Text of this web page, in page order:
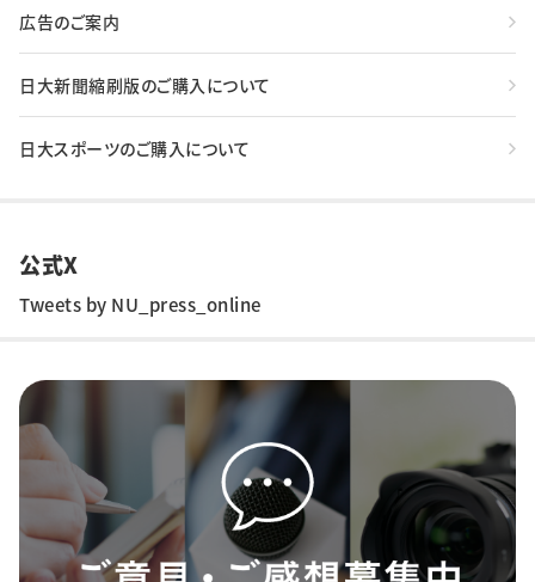
広告のご案内
日大新聞縮刷版のご購入について
日大スポーツのご購入について
公式X
Tweets by NU_press_online